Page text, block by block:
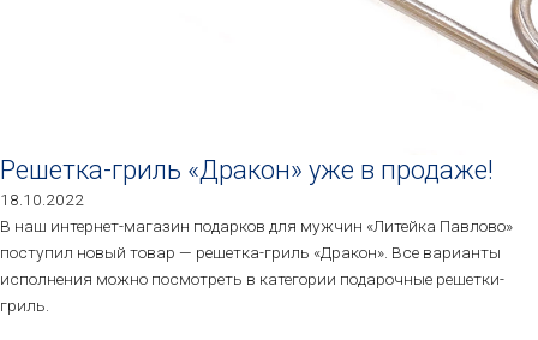
Решетка-гриль «Дракон» уже в продаже!
18.10.2022
В наш интернет-магазин подарков для мужчин «Литейка Павлово»
поступил новый товар — решетка-гриль «Дракон». Все варианты
исполнения можно посмотреть в категории подарочные решетки-
гриль.